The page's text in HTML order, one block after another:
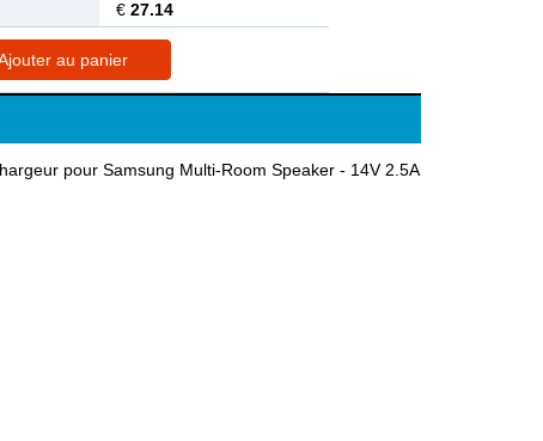
€27.14
au panier
pour Samsung Multi-Room Speaker - 14V 2.5A